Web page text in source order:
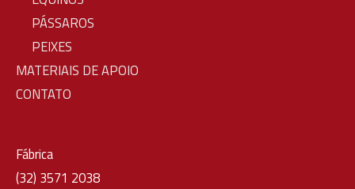
PÁSSAROS
PEIXES
MATERIAIS DE APOIO
CONTATO
Fábrica
(32) 3571 2038